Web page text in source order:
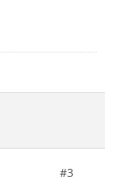
#3